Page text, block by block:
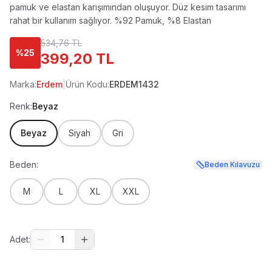
pamuk ve elastan karışımından oluşuyor. Düz kesim tasarımı
rahat bir kullanım sağlıyor. %92 Pamuk, %8 Elastan
%25
534,76 TL
399,20 TL
Marka:Erdem Ürün Kodu:ERDEM1432
Renk:Beyaz
Beyaz Siyah Gri
Beden: Beden Kılavuzu
M L XL XXL
Adet: 1